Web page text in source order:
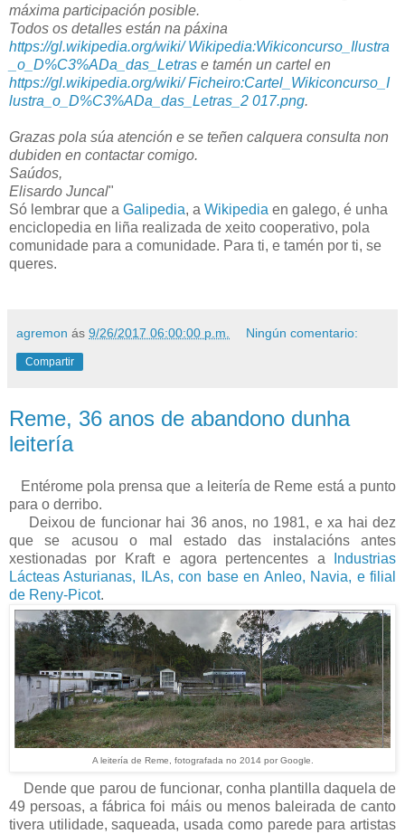
máxima participación posible.
Todos os detalles están na páxina
https://gl.wikipedia.org/wiki/ Wikipedia:Wikiconcurso_Ilustra
_o_D%C3%ADa_das_Letras e tamén un cartel en
https://gl.wikipedia.org/wiki/ Ficheiro:Cartel_Wikiconcurso_I
lustra_o_D%C3%ADa_das_Letras_2 017.png.
Grazas pola súa atención e se teñen calquera consulta non
dubiden en contactar comigo.
Saúdos,
Elisardo Juncal"
Só lembrar que a Galipedia, a Wikipedia en galego, é unha
enciclopedia en liña realizada de xeito cooperativo, pola
comunidade para a comunidade. Para ti, e tamén por ti, se
queres.
agremon ás 9/26/2017 06:00:00 p.m. Ningún comentario:
Compartir
Reme, 36 anos de abandono dunha
leitería
Entérome pola prensa que a leitería de Reme está a punto
para o derribo.
Deixou de funcionar hai 36 anos, no 1981, e xa hai dez
que se acusou o mal estado das instalacións antes
xestionadas por Kraft e agora pertencentes a
Industrias
Lácteas Asturianas, ILAs, con base en Anleo, Navia, e filial
de Reny-Picot.
A leitería de Reme, fotografada no 2014 por Google.
Dende que parou de funcionar, conha plantilla daquela de
49 persoas, a fábrica foi máis ou menos baleirada de canto
tivera utilidade, saqueada, usada como parede para artistas